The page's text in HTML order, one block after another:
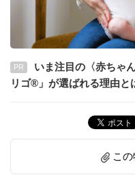
PR
いま注目の〈赤ちゃ
リゴ®」が選ばれる理由と
こ